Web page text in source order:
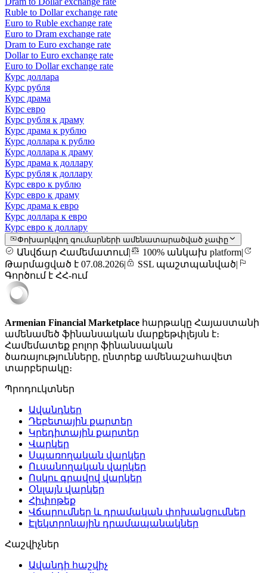
Ruble to Dollar exchange rate
Euro to Ruble exchange rate
Euro to Dram exchange rate
Dram to Euro exchange rate
Dollar to Euro exchange rate
Euro to Dollar exchange rate
Курс доллара
Курс рубля
Курс драма
Курс евро
Курс рубля к драму
Курс драма к рублю
Курс доллара к рублю
Курс доллара к драму
Курс драма к доллару
Курс рубля к доллару
Курс евро к рублю
Курс евро к драму
Курс драма к евро
Курс доллара к евро
Курс евро к доллару
Փոխարկվող գումարների ամենատարածված չափը
Անվճար Համեմատում| 100% անկախ platform|
Թարմացված է 07.08.2026| SSL պաշտպանված|
Գործում է ՀՀ-ում
Armenian Financial Marketplace հարթակը Հայաստանի
ամենամեծ ֆինանսական մարքեթփլեյսն է։
Համեմատեք բոլոր ֆինանսական
ծառայությունները, ընտրեք ամենաշահավետ
տարբերակը։
Պրոդուկտներ
Ավանդներ
Դեբետային քարտեր
Կրեդիտային քարտեր
Վարկեր
Սպառողական վարկեր
Ուսանողական վարկեր
Ոսկու գրավով վարկեր
Օնլայն վարկեր
Հիփոթեք
Վճարումներ և դրամական փոխանցումներ
Էլեկտրոնային դրամապանակներ
Հաշվիչներ
Ավանդի հաշվիչ